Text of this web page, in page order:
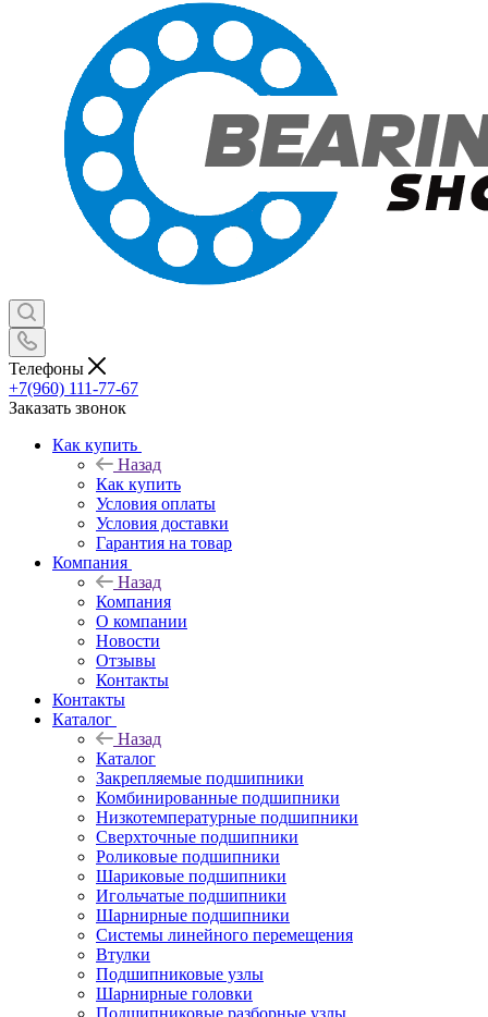
Телефоны
+7(960) 111-77-67
Заказать звонок
Как купить
Назад
Как купить
Условия оплаты
Условия доставки
Гарантия на товар
Компания
Назад
Компания
О компании
Новости
Отзывы
Контакты
Контакты
Каталог
Назад
Каталог
Закрепляемые подшипники
Комбинированные подшипники
Низкотемпературные подшипники
Сверхточные подшипники
Роликовые подшипники
Шариковые подшипники
Игольчатые подшипники
Шарнирные подшипники
Системы линейного перемещения
Втулки
Подшипниковые узлы
Шарнирные головки
Подшипниковые разборные узлы